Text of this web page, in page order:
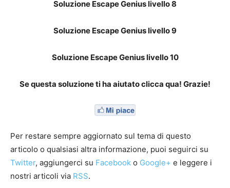
Soluzione Escape Genius livello 8
Soluzione Escape Genius livello 9
Soluzione Escape Genius livello 10
Se questa soluzione ti ha aiutato clicca qua! Grazie!
Per restare sempre aggiornato sul tema di questo
articolo o qualsiasi altra informazione, puoi seguirci su
Twitter, aggiungerci su Facebook o Google+ e leggere i
nostri articoli via RSS.